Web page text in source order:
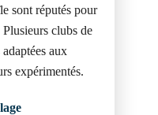
sont réputés pour
clubs de
aux
expérimentés.